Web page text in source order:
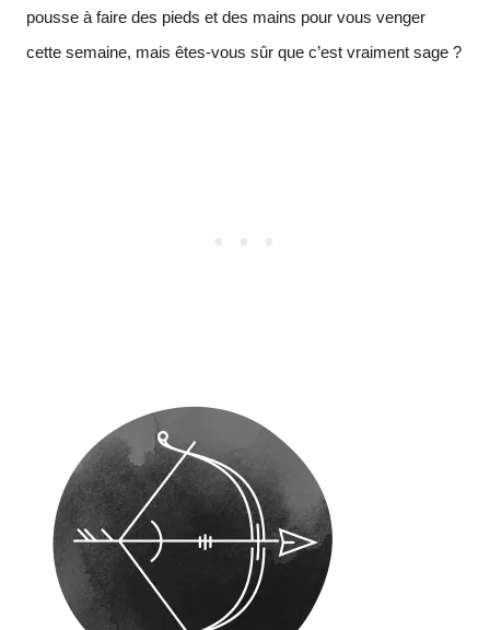
pousse à faire des pieds et des mains pour vous venger
cette semaine, mais êtes-vous sûr que c’est vraiment sage ?